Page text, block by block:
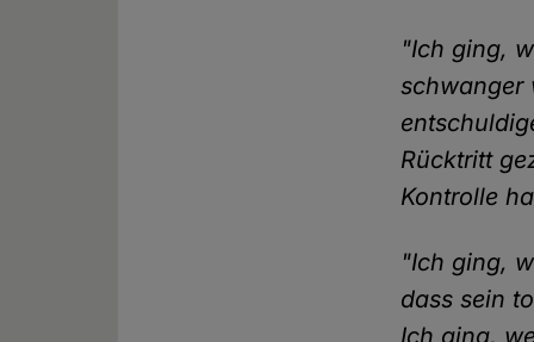
"Ich ging,
schwanger
Rücktritt
Kontrolle
"Ich ging,
dass sein